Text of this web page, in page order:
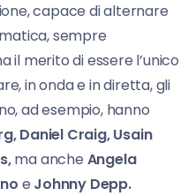
capace di alternare
sempre
il merito di essere l’unico
in onda e in diretta, gli
ad esempio, hanno
Daniel Craig, Usain
ma anche Angela
e Johnny Depp.